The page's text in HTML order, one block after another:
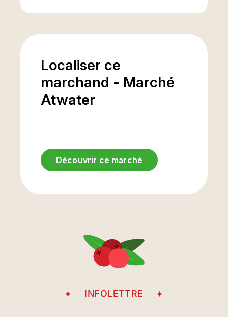
Localiser ce
marchand - Marché
Atwater
Rue Saint-Antoine
Découvrir ce marché
INFOLETTRE